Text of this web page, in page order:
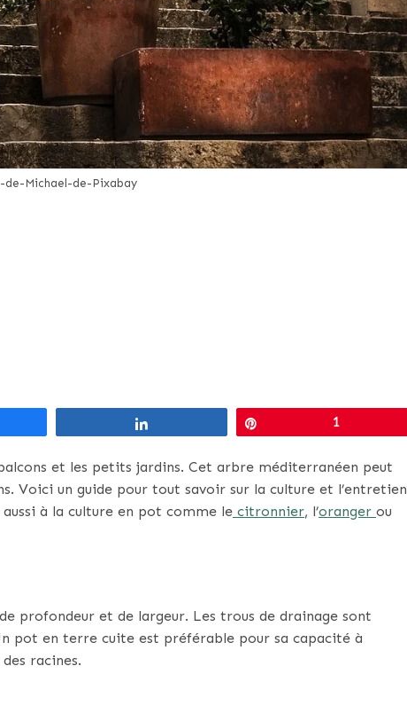
de-Michael-de-Pixabay
1
et les petits jardins. Cet arbre méditerranéen peut
Voici un guide pour tout savoir sur la culture et l’entretien
à la culture en pot comme le citronnier, l’oranger ou
profondeur et de largeur. Les trous de drainage sont
pot en terre cuite est préférable pour sa capacité à
racines.